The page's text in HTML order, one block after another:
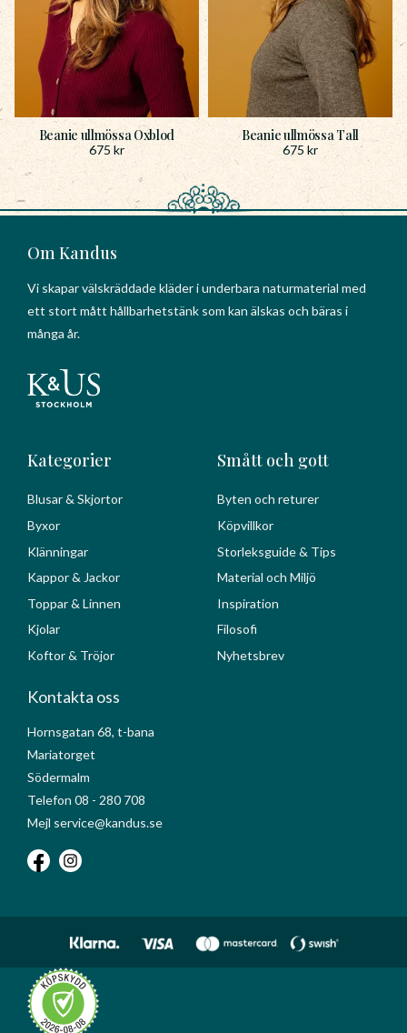
Beanie ullmössa Oxblod
675 kr
Beanie ullmössa Tall
675 kr
Om Kandus
Vi skapar välskräddade kläder i underbara naturmaterial med
ett stort mått hållbarhetstänk som kan älskas och bäras i
många år.
Kategorier
Blusar & Skjortor
Byxor
Klänningar
Kappor & Jackor
Toppar & Linnen
Kjolar
Koftor & Tröjor
Smått och gott
Byten och returer
Köpvillkor
Storleksguide & Tips
Material och Miljö
Inspiration
Filosofi
Nyhetsbrev
Kontakta oss
Hornsgatan 68, t-bana
Mariatorget
Södermalm
Telefon 08 - 280 708
Mejl service@kandus.se